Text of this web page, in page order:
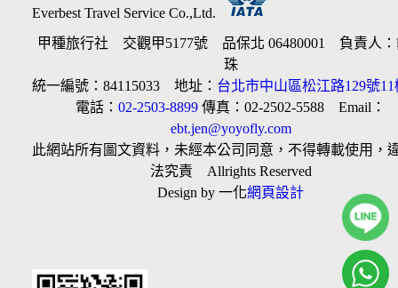
Everbest Travel Service Co.,Ltd.
甲種旅行社 交觀甲5177號 品保北 06480001 負責人：
珠
統一編號：84115033 地址： 台北市中山區松江路129號11
電話：02-2503-8899 傳真：02-2502-5588 Email：
ebt.jen@yoyofly.com
此網站所有圖文資料，未經本公司同意，不得轉載使用，
法究責 Allrights Reserved
Design by 一化網頁設計